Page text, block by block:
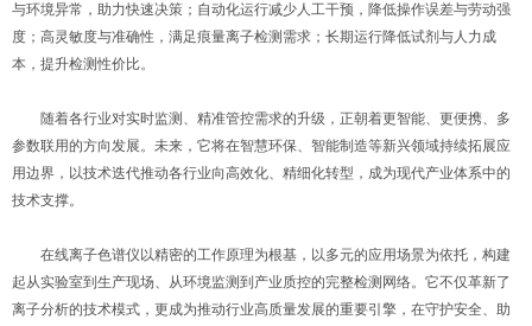
与环境异常，助力快速决策；自动化运行减少人工干预，降低操作误差与劳动强
度；高灵敏度与准确性，满足痕量离子检测需求；长期运行降低试剂与人力成
本，提升检测性价比。
随着各行业对实时监测、精准管控需求的升级，正朝着更智能、更便携、多
参数联用的方向发展。未来，它将在智慧环保、智能制造等新兴领域持续拓展应
用边界，以技术迭代推动各行业向高效化、精细化转型，成为现代产业体系中的
技术支撑。
在线离子色谱仪以精密的工作原理为根基，以多元的应用场景为依托，构建
起从实验室到生产现场、从环境监测到产业质控的完整检测网络。它不仅革新了
离子分析的技术模式，更成为推动行业高质量发展的重要引擎，在守护安全、助